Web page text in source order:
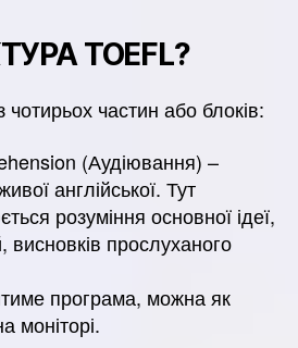
TOEFL?
чотирьох частин або блоків:
(Аудіювання) –
англійської. Тут
розуміння основної ідеї,
прослуханого
програма, можна як
моніторі.